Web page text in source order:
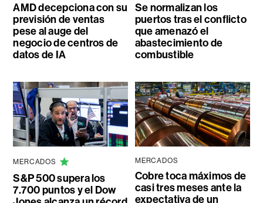
AMD decepciona con su
previsión de ventas
pese al auge del
negocio de centros de
datos de IA
Se normalizan los
puertos tras el conflicto
que amenazó el
abastecimiento de
combustible
MERCADOS
S&P 500 supera los
7.700 puntos y el Dow
MERCADOS
Cobre toca máximos de
casi tres meses ante la
expectativa de un